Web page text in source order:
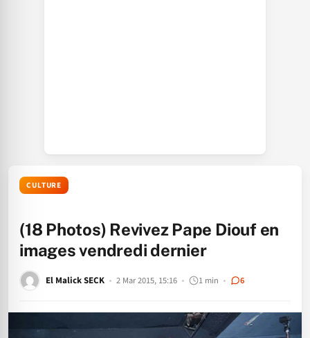
CULTURE
(18 Photos) Revivez Pape Diouf en
images vendredi dernier
El Malick SECK 2 Mar 2015, 15:16 1 min 6